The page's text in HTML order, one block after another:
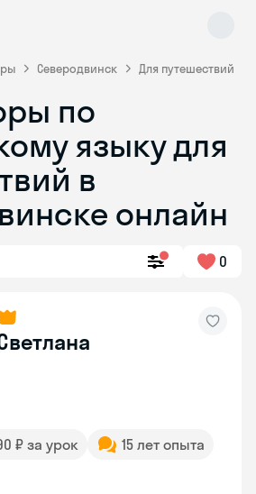
Северодвинск Для путешествий
по
языку для
в
онлайн
0
₽ за урок
15 лет опыта